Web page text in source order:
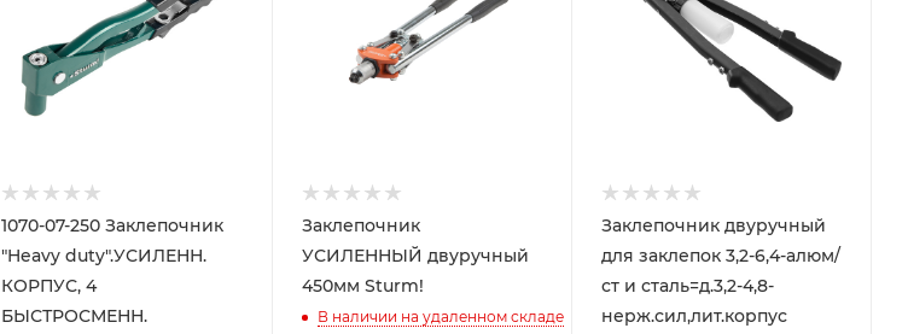
1070-07-250 Заклепочник
"Heavy duty".УСИЛЕНН.
КОРПУС, 4
БЫСТРОСМЕНН.
Заклепочник
УСИЛЕННЫЙ двуручный
450мм Sturm!
В наличии на удаленном складе
Заклепочник двуручный
для заклепок 3,2-6,4-алюм/
ст и сталь=д.3,2-4,8-
нерж.сил,лит.корпус